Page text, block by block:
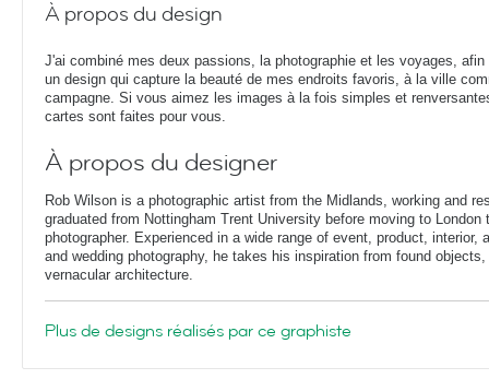
À propos du design
J'ai combiné mes deux passions, la photographie et les voyages, afin
un design qui capture la beauté de mes endroits favoris, à la ville
campagne. Si vous aimez les images à la fois simples et
cartes sont faites pour vous.
À propos du designer
Rob Wilson is a photographic artist from the Midlands, working and
graduated from Nottingham Trent University before moving to London
photographer. Experienced in a wide range of event, product, interior,
and wedding photography, he takes his inspiration from found
vernacular architecture.
Plus de designs réalisés par ce graphiste